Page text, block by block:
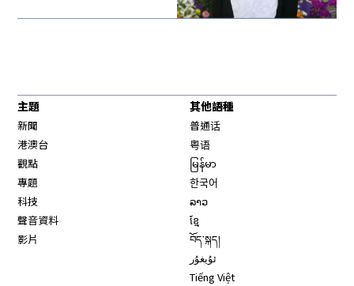
主題
新聞
港澳台
觀點
專題
科技
聲音資料
影片
其他語種
普通话
粤语
မြန်မာ
한국어
ລາວ
ខ្មែ
བོད་སྐད།
ئۇيغۇر
Tiếng Việt